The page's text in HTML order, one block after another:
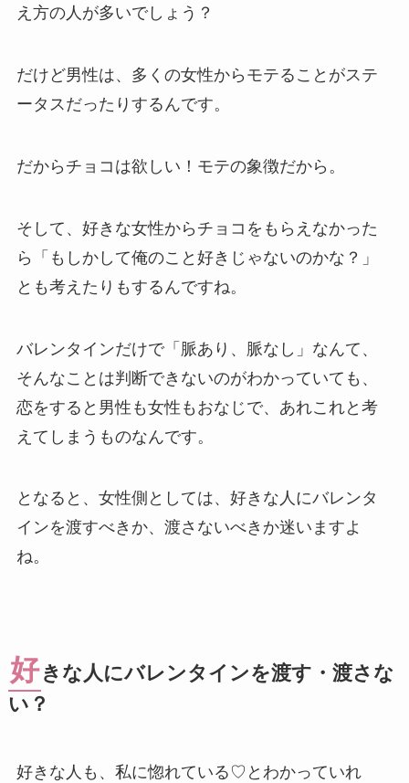
え方の人が多いでしょう？
だけど男性は、多くの女性からモテることがステ
ータスだったりするんです。
だからチョコは欲しい！モテの象徴だから。
そして、好きな女性からチョコをもらえなかった
ら「もしかして俺のこと好きじゃないのかな？」
とも考えたりもするんですね。
バレンタインだけで「脈あり、脈なし」なんて、
そんなことは判断できないのがわかっていても、
恋をすると男性も女性もおなじで、あれこれと考
えてしまうものなんです。
となると、女性側としては、好きな人にバレンタ
インを渡すべきか、渡さないべきか迷いますよ
ね。
好 きな人にバレンタインを渡す・渡さな
い？
好きな人も、私に惚れている♡とわかっていれ